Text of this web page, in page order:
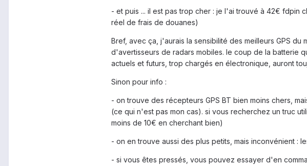
- et puis ... il est pas trop cher : je l'ai trouvé à 42€ fdpin
réel de frais de douanes)
Bref, avec ça, j'aurais la sensibilité des meilleurs GPS
d'avertisseurs de radars mobiles. le coup de la batterie
actuels et futurs, trop chargés en électronique, auront
Sinon pour info :
- on trouve des récepteurs GPS BT bien moins chers,
(ce qui n'est pas mon cas). si vous recherchez un truc
moins de 10€ en cherchant bien)
- on en trouve aussi des plus petits, mais inconvénient :
- si vous êtes pressés, vous pouvez essayer d'en